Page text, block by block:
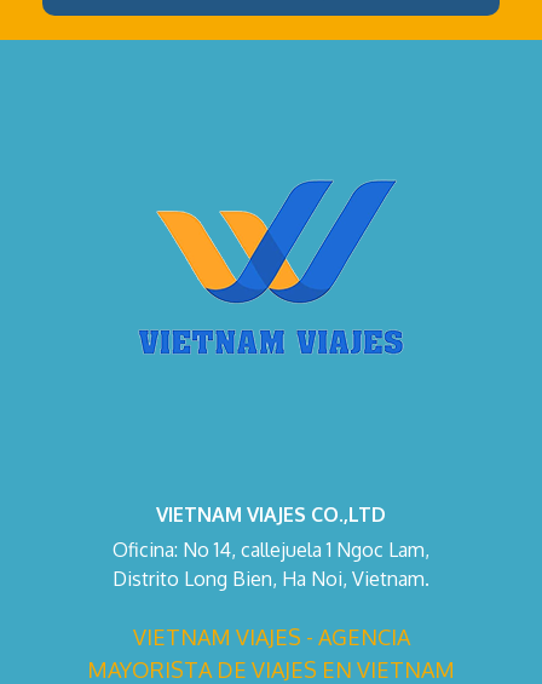
VIETNAM VIAJES CO.,LTD
Oficina: No 14, callejuela 1 Ngoc Lam,
Distrito Long Bien, Ha Noi, Vietnam.
VIETNAM VIAJES - AGENCIA
MAYORISTA DE VIAJES EN VIETNAM